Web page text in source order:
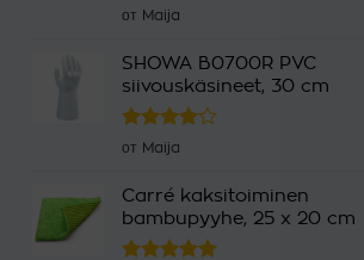
Оценка
от Maija
SHOWA B0700R PVC
siivouskäsineet, 30 cm
Оценка
от Maija
Carré kaksitoiminen
bambupyyhe, 25 x 20 cm